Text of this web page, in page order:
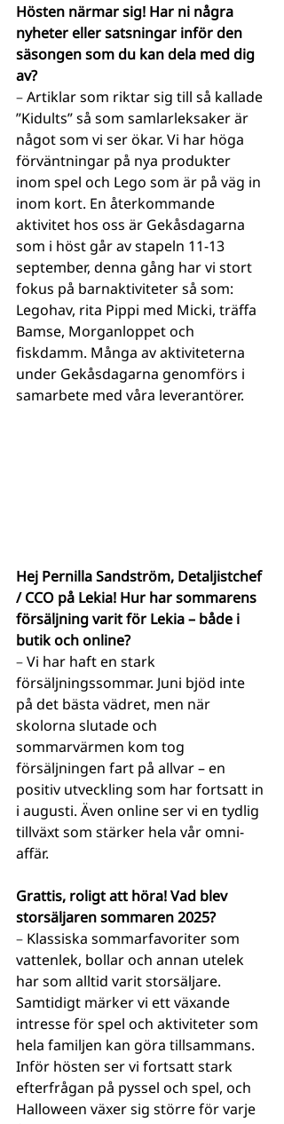
Hösten närmar sig! Har ni några
nyheter eller satsningar inför den
säsongen som du kan dela med dig
av?
– Artiklar som riktar sig till så kallade
”Kidults” så som samlarleksaker är
något som vi ser ökar. Vi har höga
förväntningar på nya produkter
inom spel och Lego som är på väg in
inom kort. En återkommande
aktivitet hos oss är Gekåsdagarna
som i höst går av stapeln 11-13
september, denna gång har vi stort
fokus på barnaktiviteter så som:
Legohav, rita Pippi med Micki, träffa
Bamse, Morganloppet och
fiskdamm. Många av aktiviteterna
under Gekåsdagarna genomförs i
samarbete med våra leverantörer.
Hej Pernilla Sandström, Detaljistchef
/ CCO på Lekia! Hur har sommarens
försäljning varit för Lekia – både i
butik och online?
– Vi har haft en stark
försäljningssommar. Juni bjöd inte
på det bästa vädret, men när
skolorna slutade och
sommarvärmen kom tog
försäljningen fart på allvar – en
positiv utveckling som har fortsatt in
i augusti. Även online ser vi en tydlig
tillväxt som stärker hela vår omni-
affär.
Grattis, roligt att höra! Vad blev
storsäljaren sommaren 2025?
– Klassiska sommarfavoriter som
vattenlek, bollar och annan utelek
har som alltid varit storsäljare.
Samtidigt märker vi ett växande
intresse för spel och aktiviteter som
hela familjen kan göra tillsammans.
Inför hösten ser vi fortsatt stark
efterfrågan på pyssel och spel, och
Halloween växer sig större för varje